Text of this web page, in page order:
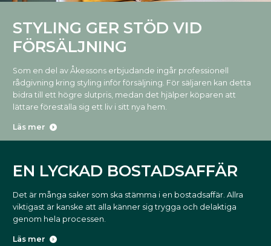
STYLING GER STÖD VID
FÖRSÄLJNING
Som en del av Åkessons erbjudande ingår professionell
rådgivning kring styling inför försäljning. För säljaren kan detta
bidra till ett högre slutpris, medan det hjälper köparen att
lättare föreställa sig ett liv i sitt nya hem.
Läs mer
EN LYCKAD BOSTADSAFFÄR
Det är många saker som ska stämma i en bostadsaffär. Allra
viktigast är kanske att alla känner sig trygga och delaktiga
genom hela processen.
Läs mer